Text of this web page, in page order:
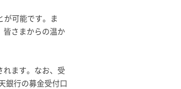
が可能です。ま
皆さまからの温か
ます。なお、受
銀行の募金受付口